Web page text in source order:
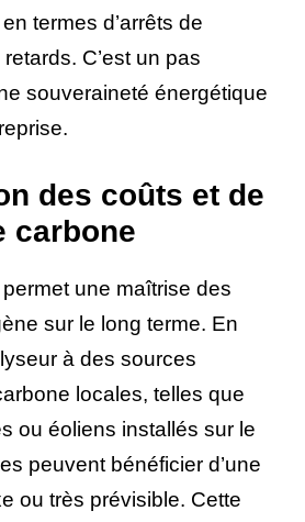
termes d’arrêts de
C’est un pas
souveraineté énergétique
des coûts et de
carbone
permet une maîtrise des
sur le long terme. En
à des sources
locales, telles que
ou éoliens installés sur le
peuvent bénéficier d’une
ou très prévisible. Cette